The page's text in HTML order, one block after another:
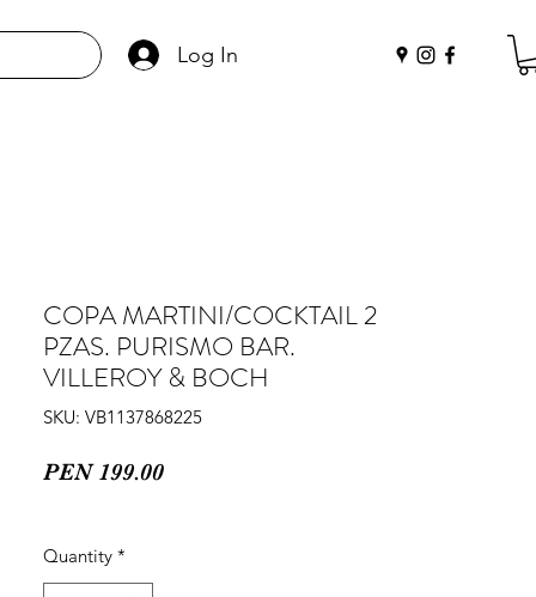
Log In
COPA MARTINI/COCKTAIL 2
PZAS. PURISMO BAR.
VILLEROY & BOCH
SKU: VB1137868225
PEN 199.00Price
Quantity *